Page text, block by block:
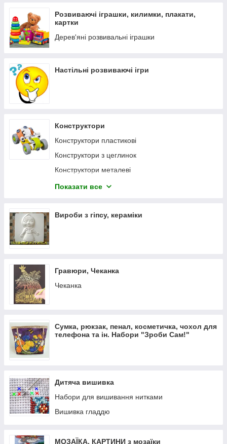
Розвиваючі іграшки, килимки, плакати,
картки
Дерев'яні розвивальні іграшки
Настільні розвиваючі ігри
Конструктори
Конструктори пластикові
Конструктори з цеглинок
Конструктори металеві
Конструктори магнітні
Банчемс конструктор — липучка
Показати все
Вироби з гіпсу, кераміки
Гравюри, Чеканка
Чеканка
Сумка, рюкзак, пенал, косметичка, чохол для
телефона та ін. Набори "Зроби Сам!"
Дитяча вишивка
Набори для вишивання нитками
Вишивка гладдю
МОЗАЇКА, КАРТИНИ з мозаїки